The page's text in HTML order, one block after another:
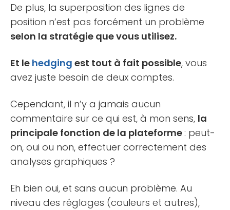
De plus, la superposition des lignes de
position n’est pas forcément un problème
selon la stratégie que vous utilisez.
Et le hedging est tout à fait possible, vous
avez juste besoin de deux comptes.
Cependant, il n’y a jamais aucun
commentaire sur ce qui est, à mon sens, la
principale fonction de la plateforme : peut-
on, oui ou non, effectuer correctement des
analyses graphiques ?
Eh bien oui, et sans aucun problème. Au
niveau des réglages (couleurs et autres),